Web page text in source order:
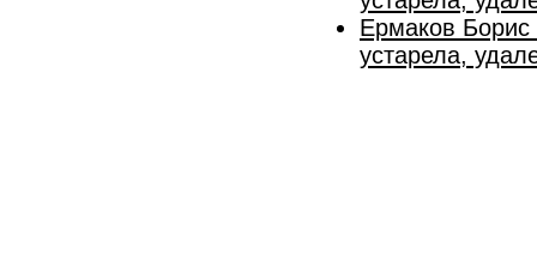
Ермаков
устарела,